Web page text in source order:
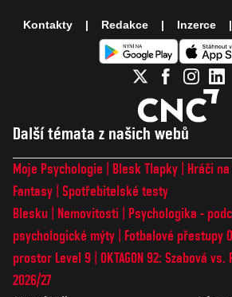
Další témata z našich webů
Moje Psychologie Blesk Tlapky Hráči
Fantasy Spotřebitelské testy
Blesku
Nemovitosti
Psychologika -
psychologické mýty
Fotbalové přestupy
prostor Level 9 OKTAGON 92: Szabová
2026/27
Kontakty Redakce Inzerce